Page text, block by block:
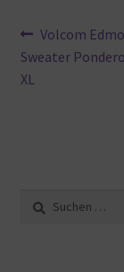
Vorheriger
Beitrag:
Volcom
Sweater
XL
Suche
nach: